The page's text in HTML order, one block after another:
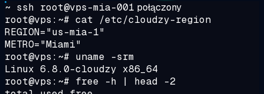
~ ssh root@vps-mia-001 połączony
root@vps:~# cat /etc/cloudzy-region
REGION="us-mia-1"
METRO="Miami"
root@vps:~# uname -srm
Linux 6.8.0-cloudzy x86_64
root@vps:~# free -h | head -2